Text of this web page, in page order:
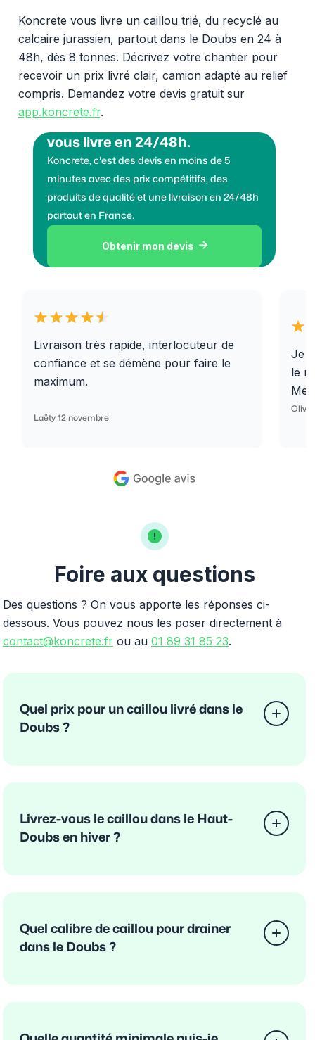
Koncrete vous livre un caillou trié, du recyclé au
calcaire jurassien, partout dans le Doubs en 24 à
48h, dès 8 tonnes. Décrivez votre chantier pour
recevoir un prix livré clair, camion adapté au relief
compris. Demandez votre devis gratuit sur
app.koncrete.fr.
vous livre en 24/48h.
Koncrete, c'est des devis en moins de 5
minutes avec des prix compétitifs, des
produits de qualité et une livraison en 24/48h
partout en France.
Obtenir mon devis 
Livraison très rapide, interlocuteur de
confiance et se démène pour faire le
maximum.
Laëty 12 novembre
Je
le
Foire aux questions
Des questions ? On vous apporte les réponses ci-
dessous. Vous pouvez nous les poser directement à
contact@koncrete.fr ou au 01 89 31 85 23.
Quel prix pour un caillou livré dans le
Doubs ?
Livrez-vous le caillou dans le Haut-
Doubs en hiver ?
Quel calibre de caillou pour drainer
dans le Doubs ?